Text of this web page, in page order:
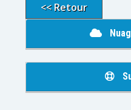
<< Retour